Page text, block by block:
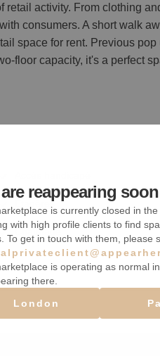
retail activity. From clothing
consumers. A short walk
space for rent. Previous pop
floor capacity, it's a perfect
Étagères
Chauffage
reappearing soon
is currently closed in
with high profile clients to find
To get in touch with them, please
is operating as normal
there.
London